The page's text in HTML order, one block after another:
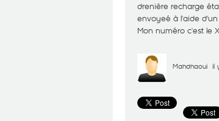
drenière recharge
envoyeé à l'aide
Mon numéro c'est le
Mahdhaoui il